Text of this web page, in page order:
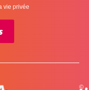
©
vie privée